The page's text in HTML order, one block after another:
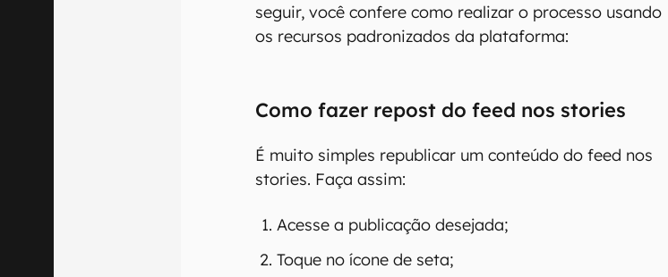
seguir, você confere como realizar o processo usando
os recursos padronizados da plataforma:
Como fazer repost do feed nos stories
É muito simples republicar um conteúdo do feed nos
stories. Faça assim:
Acesse a publicação desejada;
Toque no ícone de seta;